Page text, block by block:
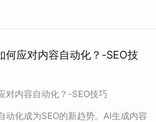
何应对内容自动化？-SEO技
对内容自动化？-SEO技巧
动化成为SEO的新趋势。AI生成内容